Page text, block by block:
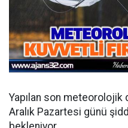
Yapılan son
Aralık Pazartesi günü